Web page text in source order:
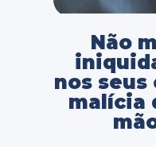
Não
nos seus
malícia